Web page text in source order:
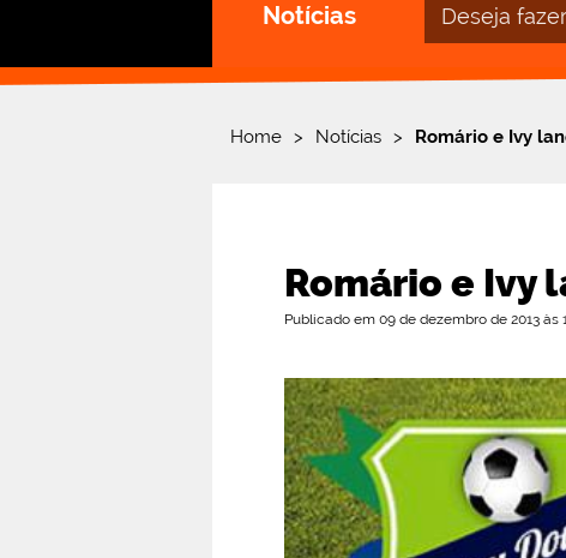
Notícias
busca
Home > Notícias > Romário e Ivy
Romário e Ivy
Publicado em 09 de dezembro de 2013 às